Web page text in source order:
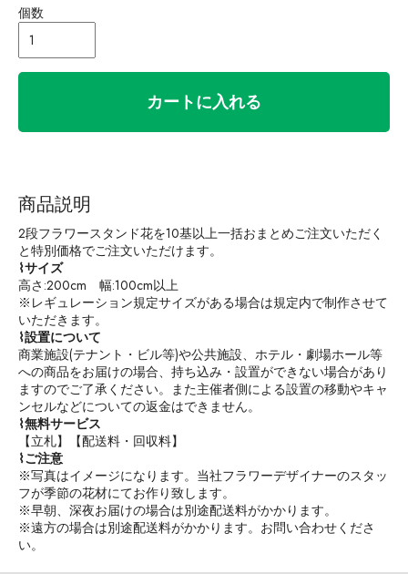
個数
カートに入れる
商品説明
2段フラワースタンド花を10基以上一括おまとめご注文いただく
と特別価格でご注文いただけます。
⌇サイズ
高さ:200cm 幅:100cm以上
※レギュレーション規定サイズがある場合は規定内で制作させて
いただきます。
⌇設置について
商業施設(テナント・ビル等)や公共施設、ホテル・劇場ホール等
への商品をお届けの場合、持ち込み・設置ができない場合があり
ますのでご了承ください。また主催者側による設置の移動やキャ
ンセルなどについての返金はできません。
⌇無料サービス
【立札】【配送料・回収料】
⌇ご注意
※写真はイメージになります。当社フラワーデザイナーのスタッ
フが季節の花材にてお作り致します。
※早朝、深夜お届けの場合は別途配送料がかかります。
※遠方の場合は別途配送料がかかります。お問い合わせくださ
い。